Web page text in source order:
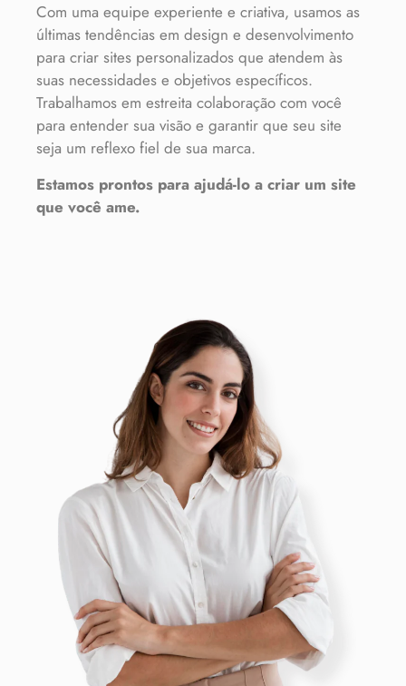
Com uma equipe experiente e criativa, usamos as
últimas tendências em design e desenvolvimento
para criar sites personalizados que atendem às
suas necessidades e objetivos específicos.
Trabalhamos em estreita colaboração com você
para entender sua visão e garantir que seu site
seja um reflexo fiel de sua marca.
Estamos prontos para ajudá-lo a criar um site
que você ame.